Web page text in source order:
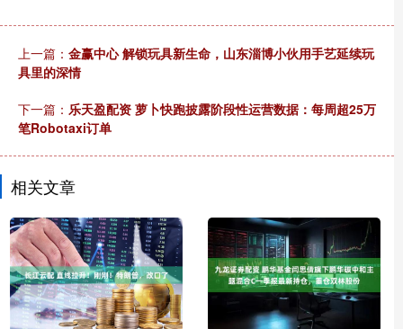
上一篇： 金赢中心 解锁玩具新生命，山东淄博小伙用手艺延续玩
具里的深情
下一篇： 乐天盈配资 萝卜快跑披露阶段性运营数据：每周超25万
笔Robotaxi订单
相关文章